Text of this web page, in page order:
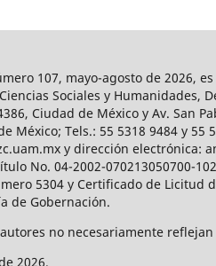
107, mayo-agosto de
Sociales y Humanidades,
Ciudad de México y Av. San
México; Tels.: 55 5318 9484 y
y dirección electrónica:
No. 04-2002-070213050700-
5304 y Certificado de Licitud
de Gobernación.
no necesariamente
2026.